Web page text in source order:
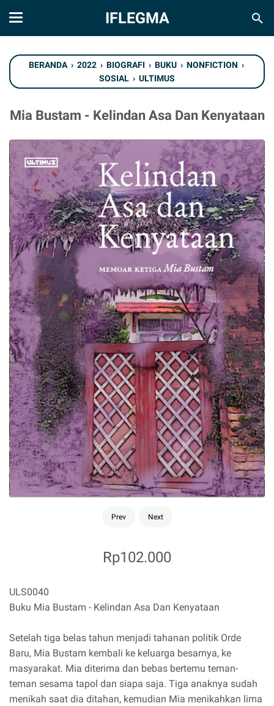
IFLEGMA
BERANDA › 2022 › BIOGRAFI › BUKU › NONFICTION ›
SOSIAL › ULTIMUS
Mia Bustam - Kelindan Asa Dan Kenyataan
Prev Next
Rp102.000
ULS0040
Buku Mia Bustam - Kelindan Asa Dan Kenyataan
Setelah tiga belas tahun menjadi tahanan politik Orde
Baru, Mia Bustam kembali ke keluarga besarnya, ke
masyarakat. Mia diterima dan bebas bertemu teman-
teman sesama tapol dan siapa saja. Tiga anaknya sudah
menikah saat dia ditahan, kemudian Mia menikahkan lima